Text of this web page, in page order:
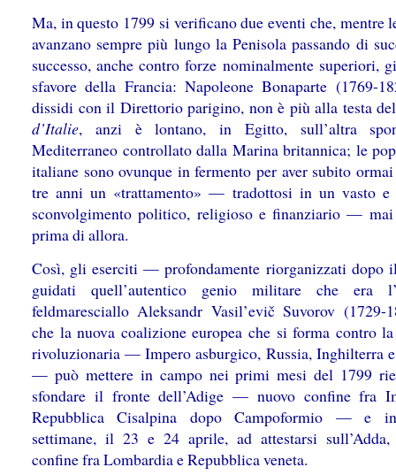
Ma, in questo 1799 si verificano due eventi che, mentre
avanzano sempre più lungo la Penisola passando di
successo, anche contro forze nominalmente superiori,
sfavore della Francia: Napoleone Bonaparte (1769-
dissidi con il Direttorio parigino, non è più alla testa
d’Italie, anzi è lontano, in Egitto, sull’altra
Mediterraneo controllato dalla Marina britannica; le
italiane sono ovunque in fermento per aver subito
tre anni un «trattamento» — tradottosi in un vasto e
sconvolgimento politico, religioso e finanziario — mai
prima di allora.
Così, gli eserciti — profondamente riorganizzati dopo
guidati quell’autentico genio militare che era
feldmaresciallo Aleksandr Vasil’evič Suvorov
che la nuova coalizione europea che si forma contro
rivoluzionaria — Impero asburgico, Russia, Inghilterra
— può mettere in campo nei primi mesi del 1799
sfondare il fronte dell’Adige — nuovo confine fra
Repubblica Cisalpina dopo Campoformio — e
settimane, il 23 e 24 aprile, ad attestarsi sull’Adda,
confine fra Lombardia e Repubblica veneta.